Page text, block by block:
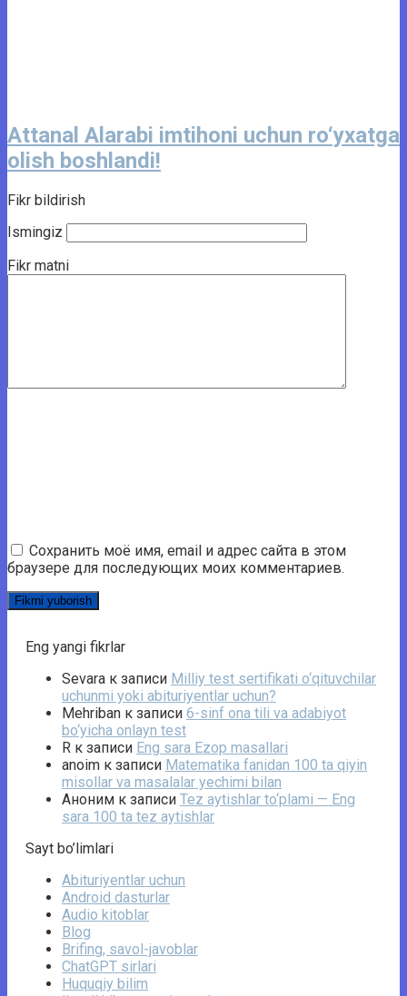
Attanal Alarabi imtihoni uchun ro‘yxatga
olish boshlandi!
Fikr bildirish
Ismingiz
Fikr matni
Сохранить моё имя, email и адрес сайта в этом
браузере для последующих моих комментариев.
Eng yangi fikrlar
Sevara к записи Milliy test sertifikati o‘qituvchilar
uchunmi yoki abituriyentlar uchun?
Mehriban к записи 6-sinf ona tili va adabiyot
bo‘yicha onlayn test
R к записи Eng sara Ezop masallari
anoim к записи Matematika fanidan 100 ta qiyin
misollar va masalalar yechimi bilan
Аноним к записи Tez aytishlar to‘plami — Eng
sara 100 ta tez aytishlar
Sayt bo’limlari
Abituriyentlar uchun
Android dasturlar
Audio kitoblar
Blog
Brifing, savol-javoblar
ChatGPT sirlari
Huquqiy bilim